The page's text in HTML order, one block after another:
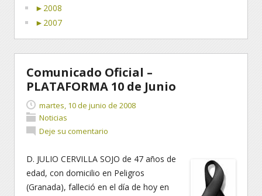
► 2008
► 2007
Comunicado Oficial –
PLATAFORMA 10 de Junio
martes, 10 de junio de 2008
Noticias
Deje su comentario
D. JULIO CERVILLA SOJO de 47 años de
edad, con domicilio en Peligros
(Granada), falleció en el día de hoy en